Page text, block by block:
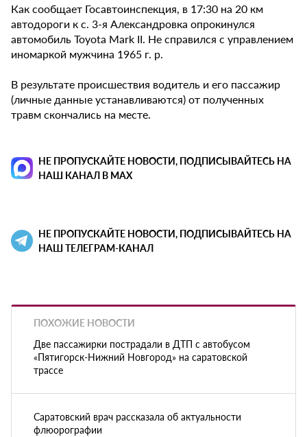
Как сообщает Госавтоинспекция, в 17:30 на 20 км
автодороги к с. 3-я Александровка опрокинулся
автомобиль Toyota Mark II. Не справился с управлением
иномаркой мужчина 1965 г. р.
В результате происшествия водитель и его пассажир
(личные данные устанавливаются) от полученных
травм скончались на месте.
НЕ ПРОПУСКАЙТЕ НОВОСТИ, ПОДПИСЫВАЙТЕСЬ НА
НАШ КАНАЛ В MAX
НЕ ПРОПУСКАЙТЕ НОВОСТИ, ПОДПИСЫВАЙТЕСЬ НА
НАШ ТЕЛЕГРАМ-КАНАЛ
ПОХОЖИЕ НОВОСТИ
Две пассажирки пострадали в ДТП с автобусом
«Пятигорск-Нижний Новгород» на саратовской
трассе
Саратовский врач рассказала об актуальности
флюорографии